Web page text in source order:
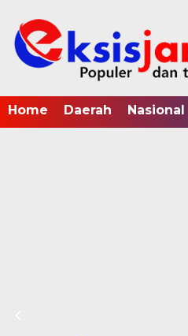
Home Daerah Nasional